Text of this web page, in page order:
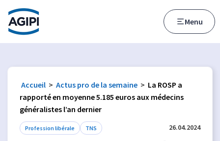
Accès au menu
Accès au contenu principal
Menu
Accueil > Actus pro de la semaine > La ROSP a
rapporté en moyenne 5.185 euros aux médecins
généralistes l’an dernier
Profession libérale TNS 26.04.2024